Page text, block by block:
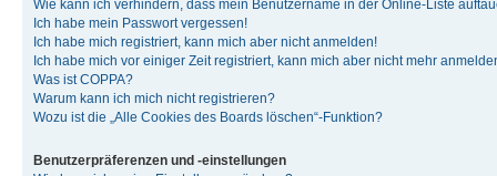
Wie kann ich verhindern, dass mein Benutzername in der Online-Liste
Ich habe mein Passwort vergessen!
Ich habe mich registriert, kann mich aber nicht anmelden!
Ich habe mich vor einiger Zeit registriert, kann mich aber nicht mehr
Was ist COPPA?
Warum kann ich mich nicht registrieren?
Wozu ist die „Alle Cookies des Boards löschen“-Funktion?
Benutzerpräferenzen und -einstellungen